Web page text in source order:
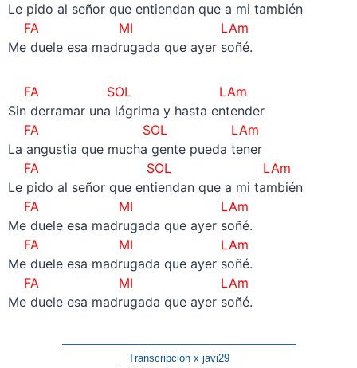
Le pido al señor que entiendan que a mi también
FA MI LAm
Me duele esa madrugada que ayer soñé.
FA SOL LAm
Sin derramar una lágrima y hasta entender
FA SOL LAm
La angustia que mucha gente pueda tener
FA SOL LAm
Le pido al señor que entiendan que a mi también
FA MI LAm
Me duele esa madrugada que ayer soñé.
FA MI LAm
Me duele esa madrugada que ayer soñé.
FA MI LAm
Me duele esa madrugada que ayer soñé.
——————————————————————–
Transcripción x javi29